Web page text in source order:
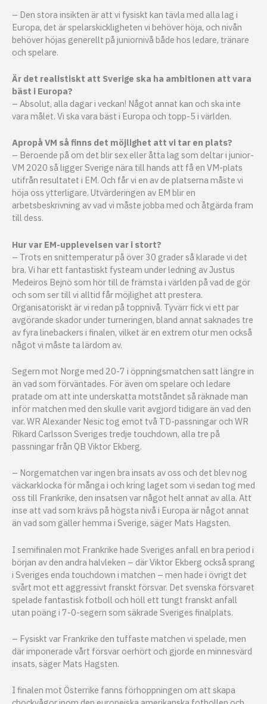
– Den stora insikten är att vi fysiskt kan tävla med alla lag i
Europa, det är spelarskickligheten vi behöver höja, och nivån
behöver höjas generellt på juniornivå både hos ledare, tränare
och spelare.
Är det realistiskt att Sverige ska ha ambitionen att vara
bäst i Europa?
– Absolut, alla dagar i veckan! Något annat kan och ska inte
vara målet. Vi ska vara bäst i Europa och topp-5 i världen.
Apropå VM så finns det möjlighet att vi tar en plats?
– Beroende på om det blir sex eller åtta lag som deltar i junior-
VM 2020 så ligger Sverige nära till hands att få en VM-plats
utifrån resultatet i EM. Och får vi en av de platserna måste vi
höja oss ytterligare. Utvärderingen av EM blir en
arbetsbeskrivning av vad vi måste jobba med och åtgärda fram
till dess.
Hur var EM-upplevelsen var i stort?
– Trots en snittemperatur på över 30 grader så klarade vi det
bra. Vi har ett fantastiskt fysteam under ledning av Justus
Medeiros Bejnö som hör till de främsta i världen på vad de gör
och som ser till vi alltid får möjlighet att prestera.
Organisatoriskt är vi redan på toppnivå. Tyvärr fick vi ett par
avgörande skador under turneringen, bland annat saknades tre
av fyra linebackers i finalen, vilket är en extrem otur men också
något vi måste ta lärdom av.
Segern mot Norge med 20-7 i öppningsmatchen satt längre in
än vad som förväntades. För även om spelare och ledare
pratade om att inte underskatta motståndet så räknade man
inför matchen med den skulle varit avgjord tidigare än vad den
var. WR Alexander Nesic tog emot två TD-passningar och WR
Rikard Carlsson Sveriges tredje touchdown, alla tre på
passningar från QB Viktor Ekberg.
– Norgematchen var ingen bra insats av oss och det blev nog
väckarklocka för många i och kring laget som vi sedan tog med
oss till Frankrike, den insatsen var något helt annat av alla. Att
inse att vad som krävs på högsta nivå i Europa är något annat
än vad som gäller hemma i Sverige, säger Mats Hagsten.
I semifinalen mot Frankrike hade Sveriges anfall en bra period i
början av den andra halvleken – där Viktor Ekberg också sprang
i Sveriges enda touchdown i matchen – men hade i övrigt det
svårt mot ett aggressivt franskt försvar. Det svenska försvaret
spelade fantastisk fotboll och höll ett tungt franskt anfall
utan poäng i 7-0-segern som säkrade Sveriges finalplats.
– Fysiskt var Frankrike den tuffaste matchen vi spelade, men
där imponerade vårt försvar oerhört och gjorde en minnesvärd
insats, säger Mats Hagsten.
I finalen mot Österrike fanns förhoppningen om att skapa